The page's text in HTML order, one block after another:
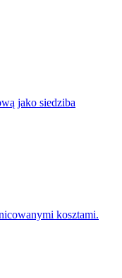
jako siedziba
kosztami.